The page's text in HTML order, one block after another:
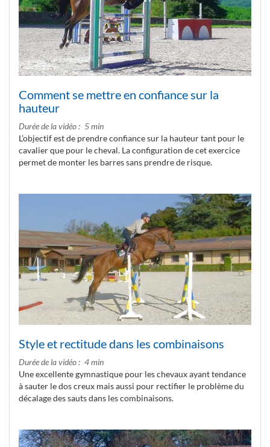
Comment se mettre en confiance sur la
hauteur
Durée de la vidéo
5 min
L’objectif est de prendre confiance sur la hauteur tant pour le
cavalier que pour le cheval. La configuration de cet exercice
permet de monter les barres sans prendre de risque.
Style et rectitude dans les combinaisons
Durée de la vidéo
4 min
Une excellente gymnastique pour les chevaux ayant tendance
à sauter le dos creux mais aussi pour rectifier le problème du
décalage des sauts dans les combinaisons.